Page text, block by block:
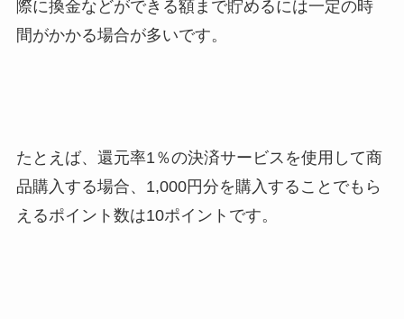
際に換金などができる額まで貯めるには一定の時
間がかかる場合が多いです。
たとえば、還元率1％の決済サービスを使用して商
品購入する場合、1,000円分を購入することでもら
えるポイント数は10ポイントです。